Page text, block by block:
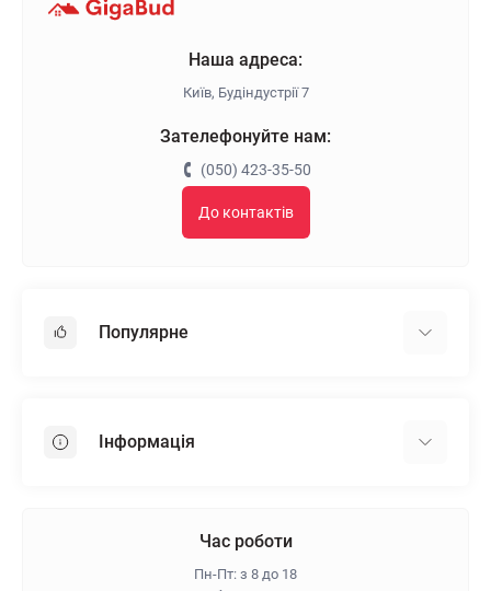
Наша адреса:
Київ, Будіндустрії 7
Зателефонуйте нам:
(050) 423-35-50
До контактів
Популярне
Пінопласт
Інформація
Час роботи
Пн-Пт: з 8 до 18